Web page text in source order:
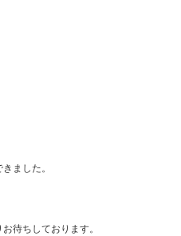
ました。
待ちしております。